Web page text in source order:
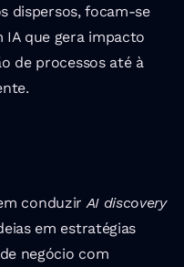
dispersos, focam-se
que gera impacto
de processos até à
conduzir AI discovery
em estratégias
negócio com